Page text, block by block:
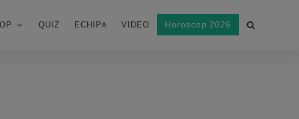
QUIZ ECHIPA VIDEO Horoscop 2026